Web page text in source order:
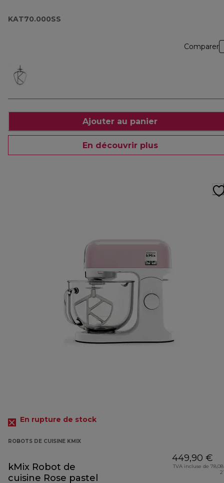
KAT70.000SS
Comparer
Ajouter au panier
En découvrir plus
En rupture de stock
ROBOTS DE CUISINE KMIX
kMix Robot de
cuisine Rose pastel
449,90 €
TVA incluse de